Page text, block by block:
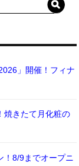
」開催！フィナ
焼きたて月化粧の
！8/9までオープニ